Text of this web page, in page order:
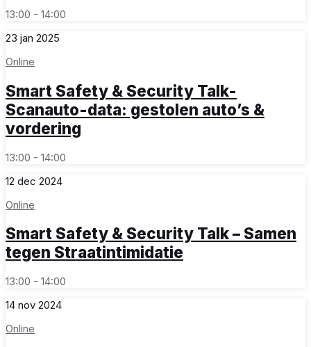
13:00 - 14:00
23 jan 2025
Online
Smart Safety & Security Talk-
Scanauto-data: gestolen auto’s &
vordering
13:00 - 14:00
12 dec 2024
Online
Smart Safety & Security Talk – Samen
tegen Straatintimidatie
13:00 - 14:00
14 nov 2024
Online